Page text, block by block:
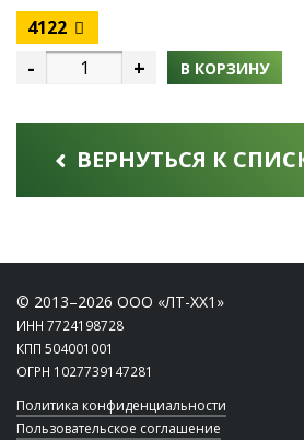
4122
- + В КОРЗИНУ
ВЕРНУТЬСЯ К
© 2013–2026 ООО «ЛТ-ХХ1»
ИНН 7724198728
КПП 504001001
ОГРН 1027739147281
Политика конфиденциальности
Пользовательское соглашение